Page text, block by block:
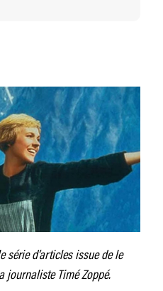
série d’articles issue de le
journaliste Timé Zoppé.